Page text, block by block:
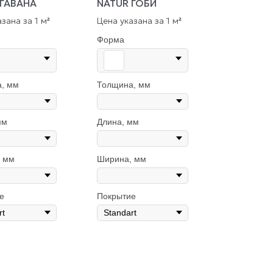
ГАВАНА
за 1 м²
мм
мм
NATUR ГОБИ
Цена указана за 1 м²
Форма
Толщина, мм
Длина, мм
Ширина, мм
Покрытие